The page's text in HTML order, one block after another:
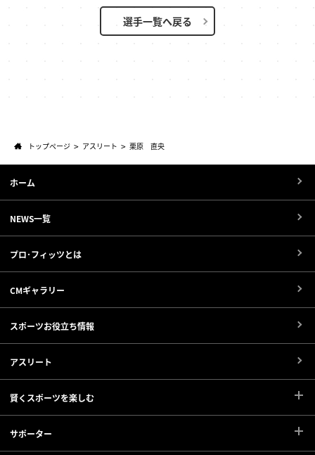
選手一覧へ戻る
トップページ アスリート 栗原 直央
ホーム
NEWS一覧
プロ･フィッツとは
CMギャラリー
スポーツお役立ち情報
アスリート
賢くスポーツを楽しむ
サポーター